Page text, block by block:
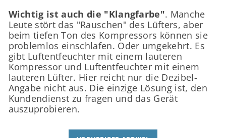
Wichtig ist auch die "Klangfarbe". Manche
Leute stört das "Rauschen" des Lüfters, aber
beim tiefen Ton des Kompressors können sie
problemlos einschlafen. Oder umgekehrt. Es
gibt Luftentfeuchter mit einem lauteren
Kompressor und Luftentfeuchter mit einem
lauteren Lüfter. Hier reicht nur die Dezibel-
Angabe nicht aus. Die einzige Lösung ist, den
Kundendienst zu fragen und das Gerät
auszuprobieren.